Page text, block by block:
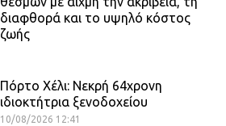
διαφθορά και το υψηλό κόστος
ζωής
Πόρτο Χέλι: Νεκρή 64χρονη
ιδιοκτήτρια ξενοδοχείου
10/08/2026 12:41